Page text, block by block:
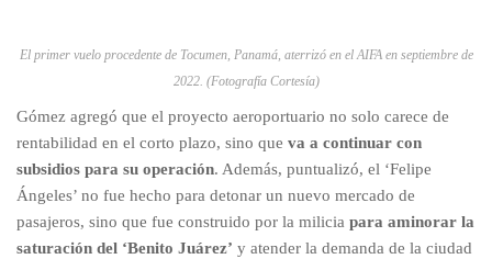
El primer vuelo procedente de Tocumen, Panamá, aterrizó en el AIFA en septiembre de
2022. (Fotografía Cortesía)
Gómez agregó que el proyecto aeroportuario no solo carece de
rentabilidad en el corto plazo, sino que va a continuar con
subsidios para su operación. Además, puntualizó, el ‘Felipe
Ángeles’ no fue hecho para detonar un nuevo mercado de
pasajeros, sino que fue construido por la milicia para aminorar la
saturación del ‘Benito Juárez’ y atender la demanda de la ciudad